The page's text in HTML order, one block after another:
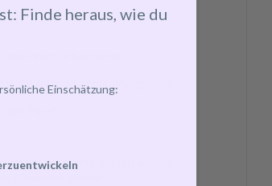
mit ihrem Arbeitgeber
HR oder deiner Führungskraft
Pays“
möchten und wissen wollen,
gewinnen können.
Finde heraus, wie du
Einschätzung: